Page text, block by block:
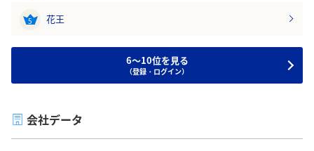
5 花王
6～10位を見る
（登録・ログイン）
会社データ